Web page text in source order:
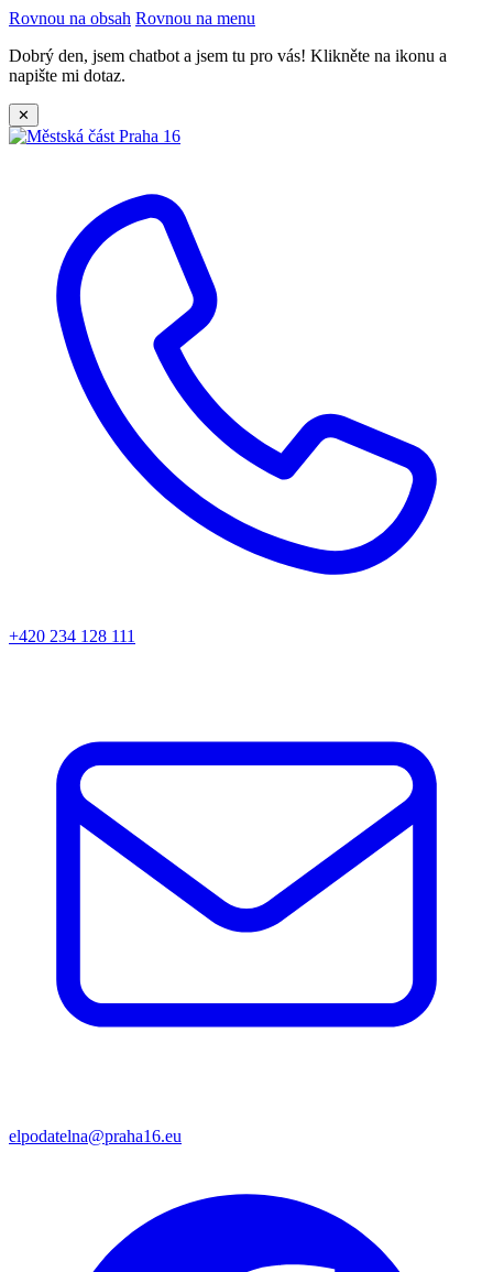
Rovnou na obsah Rovnou na menu
Dobrý den, jsem chatbot a jsem tu pro vás! Klikněte na ikonu a
napište mi dotaz.
✕
+420 234 128 111
elpodatelna@praha16.eu